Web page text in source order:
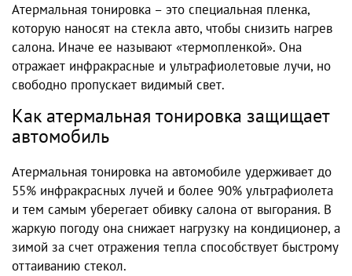
Атермальная тонировка – это специальная пленка,
которую наносят на стекла авто, чтобы снизить нагрев
салона. Иначе ее называют «термопленкой». Она
отражает инфракрасные и ультрафиолетовые лучи, но
свободно пропускает видимый свет.
Как атермальная тонировка защищает
автомобиль
Атермальная тонировка на автомобиле удерживает до
55% инфракрасных лучей и более 90% ультрафиолета
и тем самым уберегает обивку салона от выгорания. В
жаркую погоду она снижает нагрузку на кондиционер, а
зимой за счет отражения тепла способствует быстрому
оттаиванию стекол.